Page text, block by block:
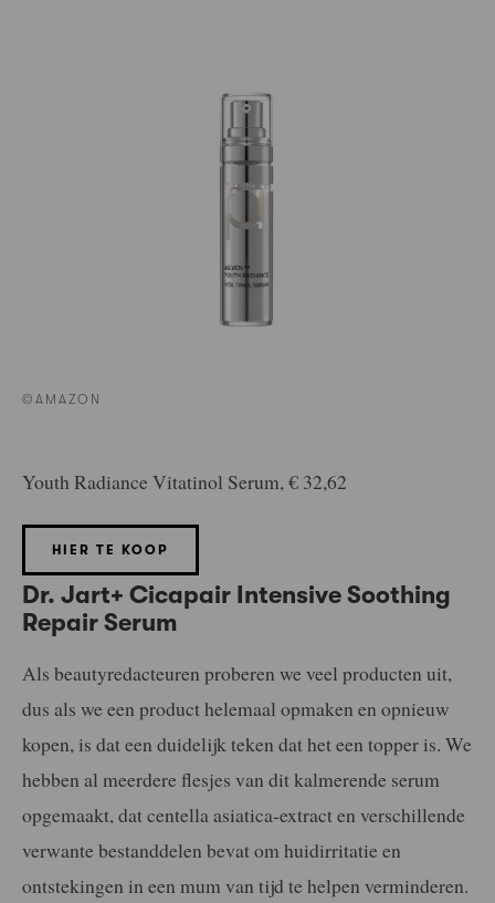
©AMAZON
Youth Radiance Vitatinol Serum, € 32,62
HIER TE KOOP
Dr. Jart+ Cicapair Intensive Soothing
Repair Serum
Als beautyredacteuren proberen we veel producten uit,
dus als we een product helemaal opmaken en opnieuw
kopen, is dat een duidelijk teken dat het een topper is. We
hebben al meerdere flesjes van dit kalmerende serum
opgemaakt, dat centella asiatica-extract en verschillende
verwante bestanddelen bevat om huidirritatie en
ontstekingen in een mum van tijd te helpen verminderen.